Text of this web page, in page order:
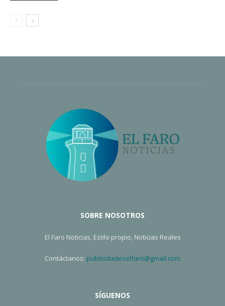
SOBRE NOSOTROS
El Faro Noticias, Estilo propio, Noticias Reales
Contáctanos: publicidadeselfaro@gmail.com
SÍGUENOS